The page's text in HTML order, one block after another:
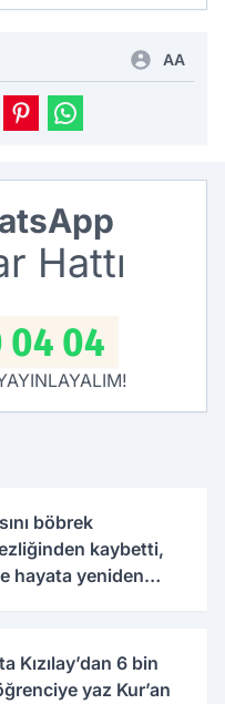
AA
Hattı
04 04
böbrek
kaybetti,
hayata yeniden
Kızılay’dan 6 bin
yaz Kur’an